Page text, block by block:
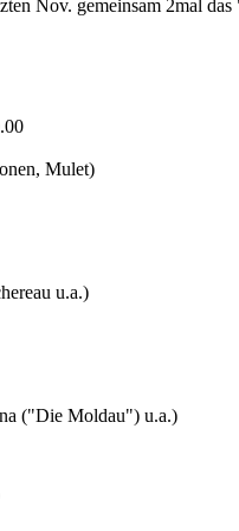
Nov. gemeinsam 2mal
Mulet)
u.a.)
("Die Moldau") u.a.)